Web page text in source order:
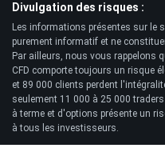
Divulgation des risques :
Les informations présentes sur le
purement informatif et ne
Par ailleurs, nous vous rappelons
CFD comporte toujours un risque
et 89 000 clients perdent
seulement 11 000 à 25 000
à terme et d'options présente un
à tous les investisseurs.